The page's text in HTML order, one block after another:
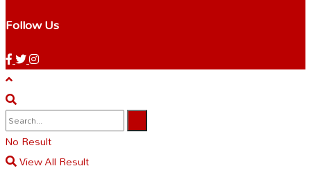
Follow Us
No Result
View All Result